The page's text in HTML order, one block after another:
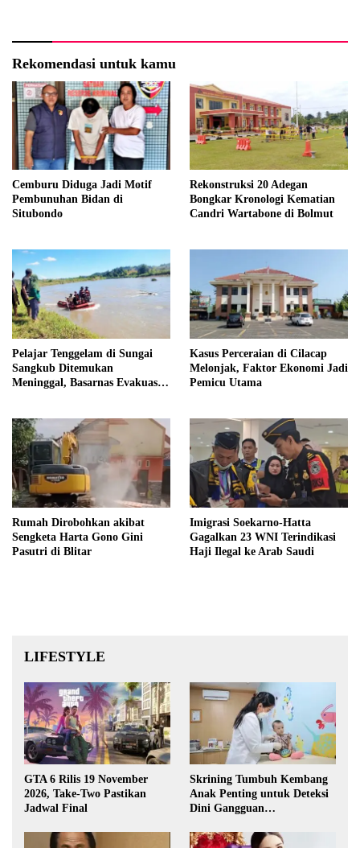
Rekomendasi untuk kamu
Cemburu Diduga Jadi Motif
Pembunuhan Bidan di
Situbondo
Rekonstruksi 20 Adegan
Bongkar Kronologi Kematian
Candri Wartabone di Bolmut
Pelajar Tenggelam di Sungai
Sangkub Ditemukan
Meninggal, Basarnas Evakuasi
Kasus Perceraian di Cilacap
Melonjak, Faktor Ekonomi Jadi
Pemicu Utama
Rumah Dirobohkan akibat
Sengketa Harta Gono Gini
Pasutri di Blitar
Imigrasi Soekarno-Hatta
Gagalkan 23 WNI Terindikasi
Haji Ilegal ke Arab Saudi
LIFESTYLE
GTA 6 Rilis 19 November
2026, Take-Two Pastikan
Jadwal Final
Skrining Tumbuh Kembang
Anak Penting untuk Deteksi
Dini Gangguan